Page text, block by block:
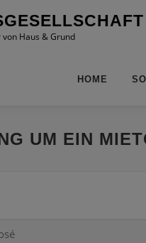
Haus & Grund
HOME
UM EIN